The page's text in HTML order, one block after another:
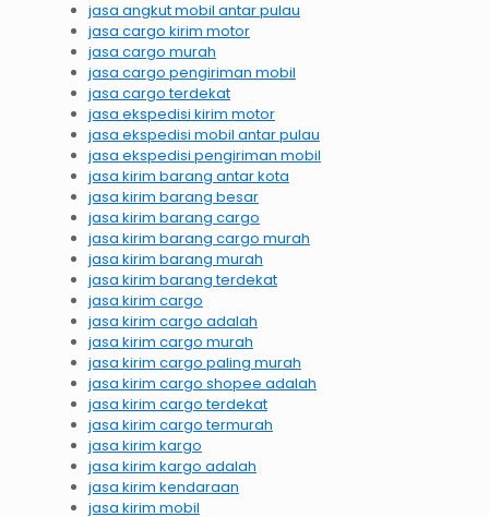
jasa angkut mobil antar pulau
jasa cargo kirim motor
jasa cargo murah
jasa cargo pengiriman mobil
jasa cargo terdekat
jasa ekspedisi kirim motor
jasa ekspedisi mobil antar pulau
jasa ekspedisi pengiriman mobil
jasa kirim barang antar kota
jasa kirim barang besar
jasa kirim barang cargo
jasa kirim barang cargo murah
jasa kirim barang murah
jasa kirim barang terdekat
jasa kirim cargo
jasa kirim cargo adalah
jasa kirim cargo murah
jasa kirim cargo paling murah
jasa kirim cargo shopee adalah
jasa kirim cargo terdekat
jasa kirim cargo termurah
jasa kirim kargo
jasa kirim kargo adalah
jasa kirim kendaraan
jasa kirim mobil